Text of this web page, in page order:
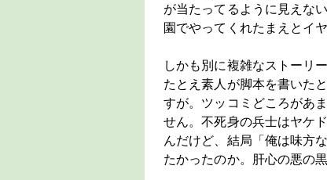
が当たってるように見えな
園でやってくれたまえとイ
しかも別に複雑なストーリ
たとえ素人が脚本を書いた
すが。ツッコミどころがあ
せん。不死身の兵士はヤケ
んだけど、結局「俺は味方
たかったのか。肝心の悪の